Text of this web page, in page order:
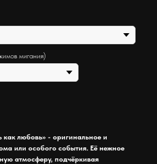
мигания)
как любовь» - оригинальное и
или особого события. Её нежное
атмосферу, подчёркивая